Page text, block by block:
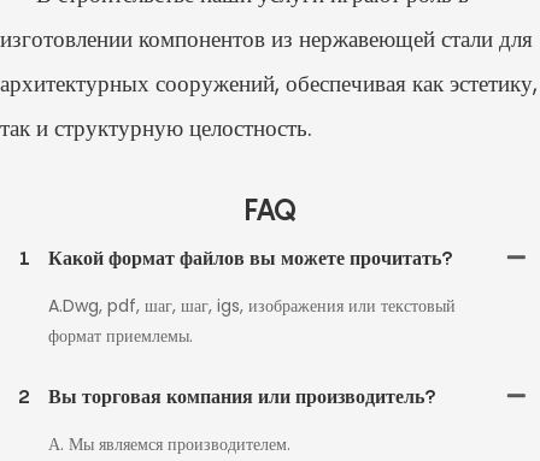
изготовлении компонентов из нержавеющей стали для
архитектурных сооружений, обеспечивая как эстетику,
так и структурную целостность.
FAQ
1
Какой формат файлов вы можете прочитать?
A.Dwg, pdf, шаг, шаг, igs, изображения или текстовый
формат приемлемы.
2
Вы торговая компания или производитель?
А. Мы являемся производителем.